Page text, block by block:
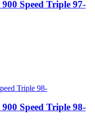
Speed Triple 97-
Speed Triple 98-